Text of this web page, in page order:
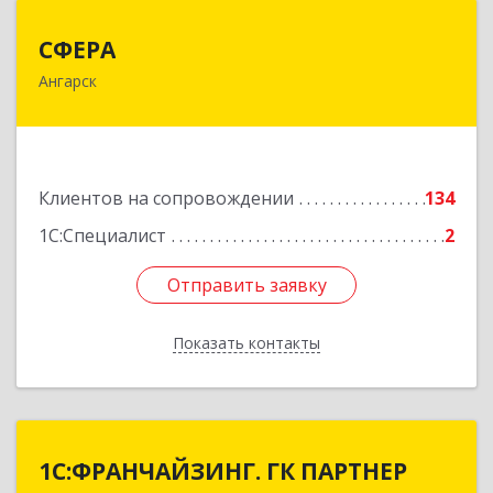
СФЕРА
Ангарск
Клиентов на сопровождении
134
1С:Специалист
2
Отправить заявку
Показать контакты
665816, Иркутская обл, Ангарск г, 177-й кв-л,
Отправить заявку
Назад
1С:ФРАНЧАЙЗИНГ. ГК ПАРТНЕР
1С:ФРАНЧАЙЗИНГ. ГК ПАРТНЕР